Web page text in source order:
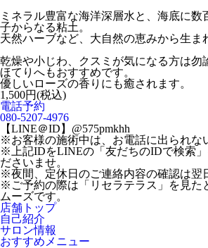
ミネラル豊富な海洋深層水と、海底に数
子からなる粘土。
天然ハーブなど、大自然の恵みから生ま
乾燥や小じわ、クスミが気になる方は勿
ほてりへもおすすめです。
優しいローズの香りにも癒されます。
1,500円(税込)
電話予約
080-5207-4976
【LINE＠ID】@575pmkhh
※お客様の施術中は、お電話に出られな
※上記IDをLINEの「友だちのIDで検索」
ださいませ。
※夜間、定休日のご連絡内容の確認は翌
※ご予約の際は「リセラテラス」を見た
ムーズです。
店舗トップ
自己紹介
サロン情報
おすすめメニュー